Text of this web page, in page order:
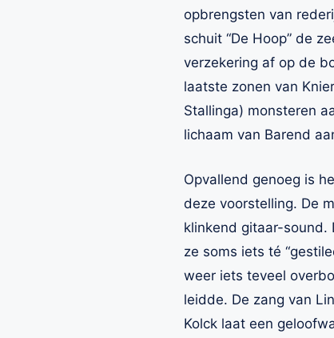
opbrengsten van
schuit “De Hoop” de
verzekering af op de
laatste zonen van
Stallinga) monsteren
lichaam van Barend
Opvallend genoeg is
deze voorstelling. De
klinkend gitaar-sound.
ze soms iets té
weer iets teveel
leidde. De zang van
Kolck laat een